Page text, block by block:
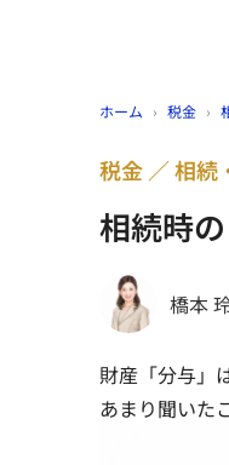
ホーム › 税金 ›
相続時
税金 相続
橋本
財産「分与」
あまり聞いた